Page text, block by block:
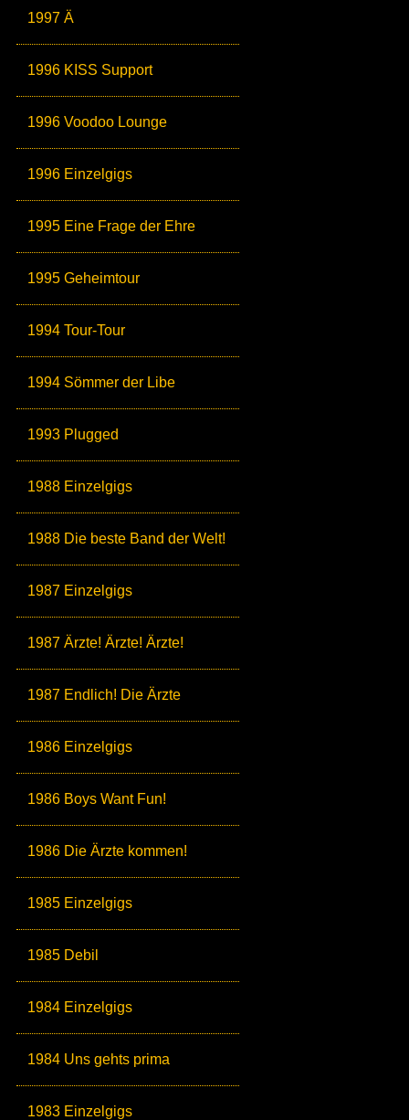
1997 Ä
1996 KISS Support
1996 Voodoo Lounge
1996 Einzelgigs
1995 Eine Frage der Ehre
1995 Geheimtour
1994 Tour-Tour
1994 Sömmer der Libe
1993 Plugged
1988 Einzelgigs
1988 Die beste Band der Welt!
1987 Einzelgigs
1987 Ärzte! Ärzte! Ärzte!
1987 Endlich! Die Ärzte
1986 Einzelgigs
1986 Boys Want Fun!
1986 Die Ärzte kommen!
1985 Einzelgigs
1985 Debil
1984 Einzelgigs
1984 Uns gehts prima
1983 Einzelgigs